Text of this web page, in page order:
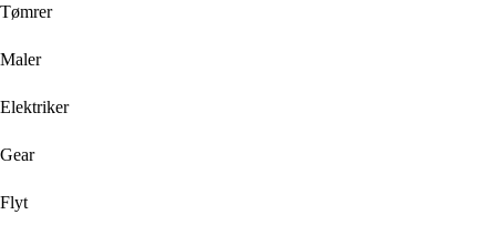
Tømrer
Maler
Elektriker
Gear
Flyt